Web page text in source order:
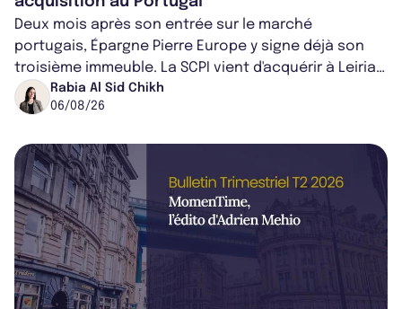
Deux mois après son entrée sur le marché
portugais, Épargne Pierre Europe y signe déjà son
troisième immeuble. La SCPI vient d'acquérir à Leiria,
dans le centre du pays, un établis...
Rabia Al Sid Chikh
06/08/26